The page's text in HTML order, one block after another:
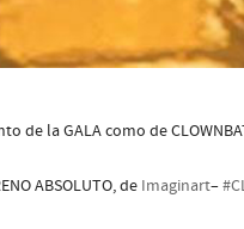
la GALA como de
ABSOLUTO, de Imaginart–#